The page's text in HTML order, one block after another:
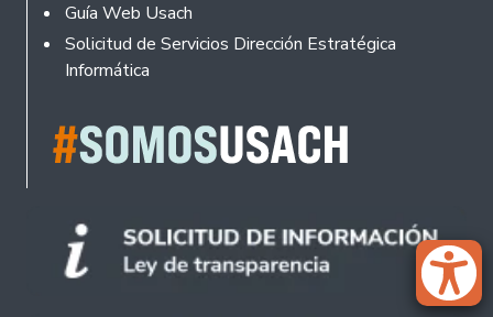
Guía Web Usach
Solicitud de Servicios Dirección Estratégica
Informática